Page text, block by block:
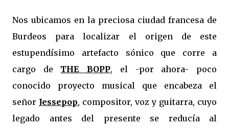
Nos ubicamos en la preciosa ciudad francesa de
Burdeos para localizar el origen de este
estupendísimo artefacto sónico que corre a
cargo de THE BOPP, el -por ahora- poco
conocido proyecto musical que encabeza el
señor Jessepop, compositor, voz y guitarra, cuyo
legado antes del presente se reducía al